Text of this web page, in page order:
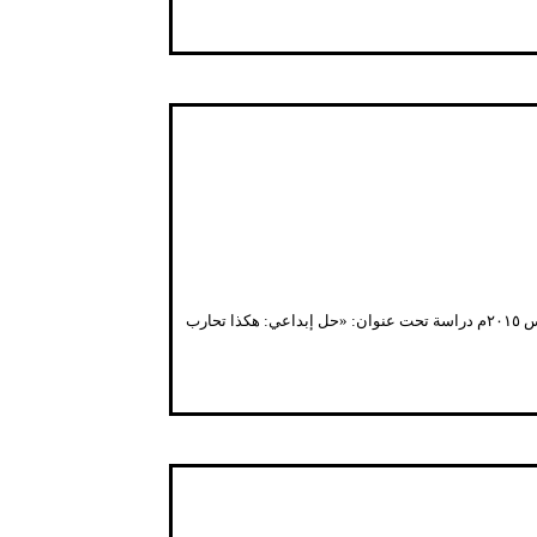
قد تفتق ذهن العسكر في مصر عن طرق إبداعية في القضاء على الأنفاق وخنق قطاع غزة أبهرت اليهود أنفسهم، حتى أن صحيفة معاريف الإسرائيلية نشرت في ١٨ أغسطس ٢٠١٥م دراسة تحت عنوان: «حل إبداعي: هكذا تحارب